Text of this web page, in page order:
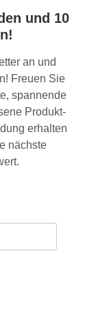
und 10
an und
Freuen Sie
spannende
Produkt-
erhalten
nächste